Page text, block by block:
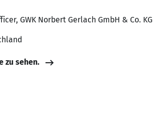
GWK Norbert Gerlach GmbH & Co. KG
zu sehen.